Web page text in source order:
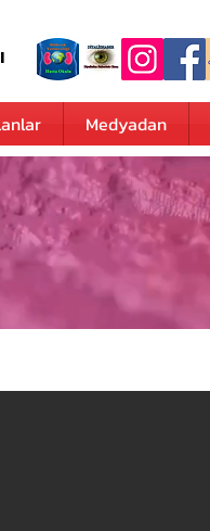
Medyadan